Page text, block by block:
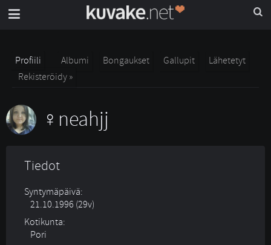
Profiili Albumi Bongaukset Gallupit
Lähetetyt
Rekisteröidy »
neahjj
Tiedot
Syntymäpäivä:
21.10.1996 (29v)
Kotikunta:
Pori